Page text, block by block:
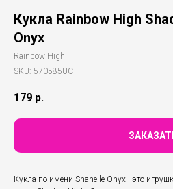
Кукла Rainbow High
Onyx
Rainbow High
SKU: 570585UC
179 р.
Кукла по имени Shanelle Onyx - это